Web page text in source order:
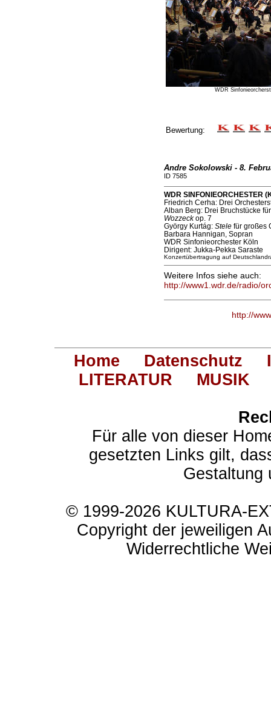
WDR
Bewertung:
Andre Sokolowski - 8.
ID 7585
WDR SINFONIEORCHESTER
Friedrich Cerha: Drei
Alban Berg: Drei Bruchstücke
Wozzeckop. 7
György Kurtág: Stelefür großes
Barbara Hannigan, Sopran
WDR Sinfonieorchester Köln
Dirigent: Jukka-Pekka Saraste
Konzertübertragung auf
Weitere Infos siehe auch:
http://www1.wdr.de/radio/
http://
Home Datenschutz
LITERATUR
MUSIK
Für alle von dieser
gesetzten Links gilt,
Gestaltung
© 1999-2026 KULTURA-
Copyright der jeweiligen
Widerrechtliche